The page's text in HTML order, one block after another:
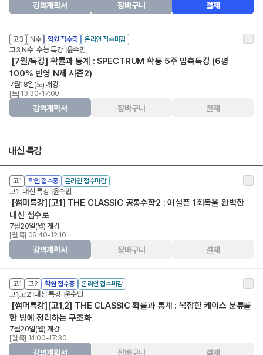
강의계획서 장바구니 결제
고3 N수 학원 접수중 온라인 접수마감
고3,N수 수능 특강 윤수민
[7월/특강] 확률과 통계 : SPECTRUM 확통 5주 압축특강 (6평
100% 반영 N제 시즌2)
7월18일(토) 개강
[토] 13:30-17:00
강의계획서 장바구니 결제
내신 특강
고1 학원 접수중 온라인 접수마감
고1 내신 특강 윤수민
[썸머특강][고1] THE CLASSIC 공통수학2 : 어설픈 1회독을 완벽한
내신 점수로
7월20일(월) 개강
[월,목] 08:40-12:10
강의계획서 장바구니 결제
고1 고2 학원 접수중 온라인 접수마감
고1,고2 내신 특강 윤수민
[썸머특강][고1,2] THE CLASSIC 확률과 통계 : 복잡한 케이스 분류를
한 방에 정리하는 구조화
7월20일(월) 개강
[월,목] 14:00-17:30
강의계획서 장바구니 결제